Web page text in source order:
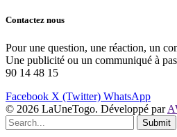
Contactez nous
Pour une question, une réaction, un
Une publicité ou un communiqué à
90 14 48 15
Facebook X (Twitter) WhatsApp
© 2026 LaUneTogo. Développé par
Submit